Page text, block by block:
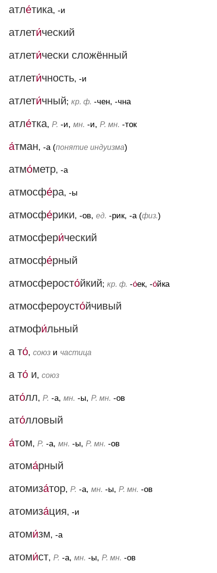
атле́тика, -и
атлети́ческий
атлети́чески сложённый
атлети́чность, -и
атлети́чный; кр. ф. -чен, -чна
атле́тка, Р. -и, мн. -и, Р. мн. -ток
а́тман, -а (понятие индуизма)
атмо́метр, -а
атмосфе́ра, -ы
атмосфе́рики, -ов, ед. -рик, -а (физ.)
атмосфери́ческий
атмосфе́рный
атмосферосто́йкий; кр. ф. -о́ек, -о́йка
атмосфероусто́йчивый
атмофи́льный
а то́, союз и частица
а то́ и, союз
ато́лл, Р. -а, мн. -ы, Р. мн. -ов
ато́лловый
а́том, Р. -а, мн. -ы, Р. мн. -ов
атома́рный
атомиза́тор, Р. -а, мн. -ы, Р. мн. -ов
атомиза́ция, -и
атоми́зм, -а
атоми́ст, Р. -а, мн. -ы, Р. мн. -ов